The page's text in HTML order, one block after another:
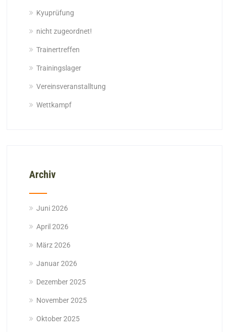
Kyuprüfung
nicht zugeordnet!
Trainertreffen
Trainingslager
Vereinsveranstalltung
Wettkampf
Archiv
Juni 2026
April 2026
März 2026
Januar 2026
Dezember 2025
November 2025
Oktober 2025